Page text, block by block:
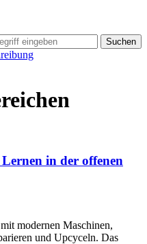
Suchen
in der offenen
modernen Maschinen,
und Upcyceln. Das